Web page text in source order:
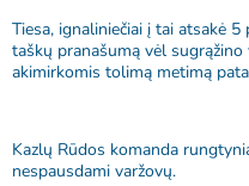
Tiesa, ignaliniečiai į tai atsakė
taškų pranašumą vėl
akimirkomis tolimą metimą
Kazlų Rūdos komanda
nespausdami varžovų.